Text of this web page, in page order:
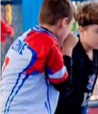
NOSSOCANAL